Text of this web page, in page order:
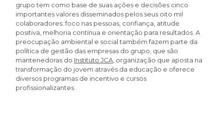
grupo tem como base de suas ações e decisões cinco
importantes valores disseminados pelos seus oito mil
colaboradores: foco nas pessoas, confiança, atitude
positiva, melhoria contínua e orientação para resultados. A
preocupação ambiental e social também fazem parte da
política de gestão das empresas do grupo, que são
mantenedoras do Instituto JCA , organização que aposta na
transformação do jovem através da educação e oferece
diversos programas de incentivo e cursos
profissionalizantes.